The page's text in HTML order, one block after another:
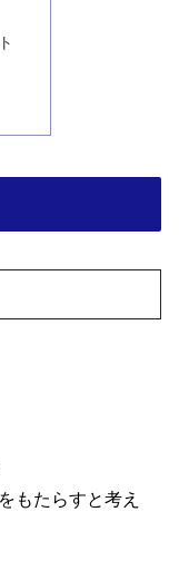
もたらすと考え